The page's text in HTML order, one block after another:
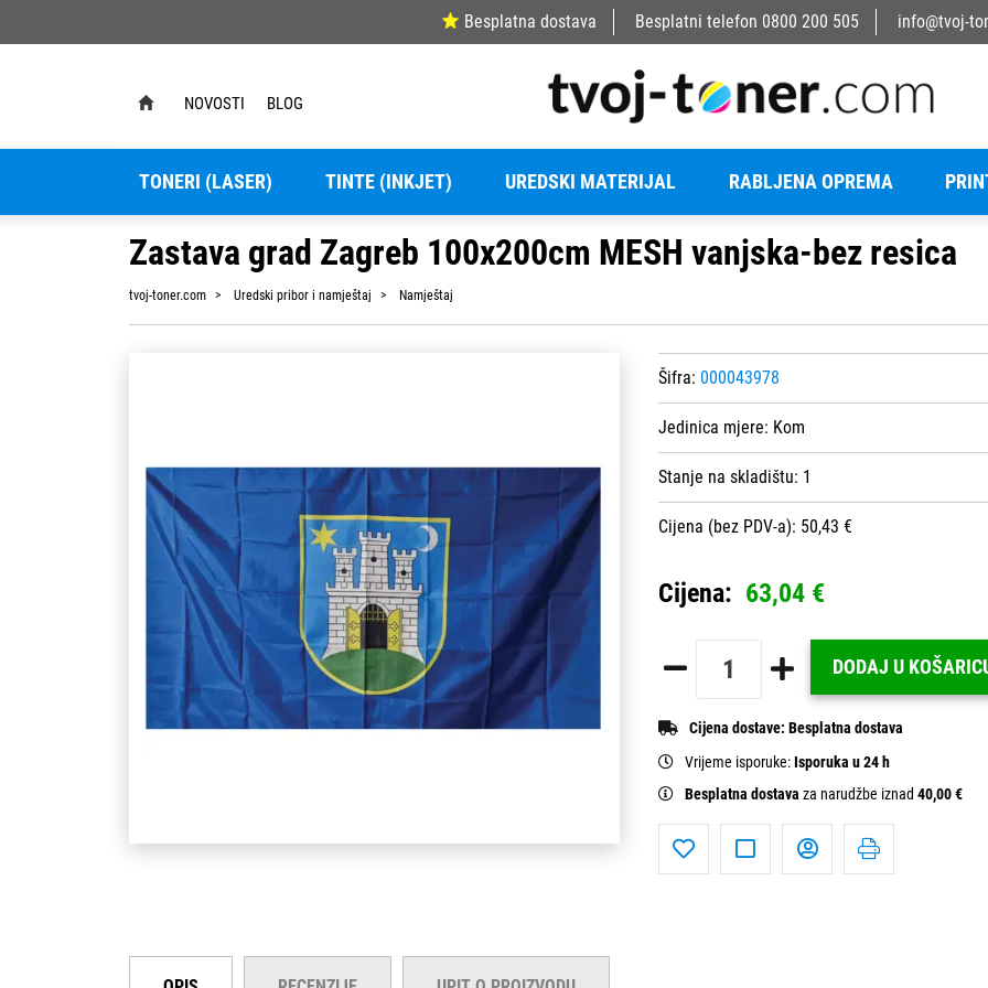
Besplatna dostava Besplatni telefon 0800 200 505 info@tvoj-
NOVOSTI BLOG
TONERI (LASER) TINTE (INKJET) UREDSKI MATERIJAL RABLJENA OPREMA
Zastava grad Zagreb 100x200cm MESH vanjska-bez resica
tvoj-toner.com Uredski pribor i namještaj Namještaj
Šifra: 000043978
Jedinica mjere: Kom
Stanje na skladištu: 1
Cijena (bez PDV-a): 50,43 €
Cijena: 63,04 €
DODAJ U
Cijena dostave: Besplatna dostava
Vrijeme isporuke:Isporuka u 24 h
Besplatna dostava za narudžbe iznad 40,00 €